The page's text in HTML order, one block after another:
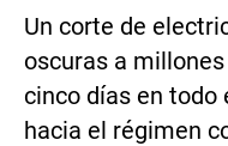
Un corte de
oscuras a
cinco días en todo
hacia el régimen